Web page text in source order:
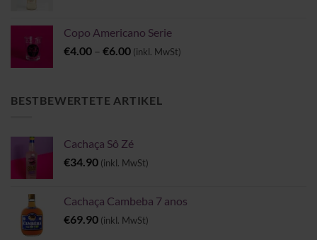
Copo Americano Serie
€4.00 – €6.00Preisspanne:
€6.00
(inkl. MwSt)
BESTBEWERTETE ARTIKEL
Cachaça Sô Zé
€34.90 (inkl. MwSt)
Cachaça Cambeba 7 anos
€69.90 (inkl. MwSt)